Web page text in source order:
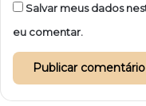
Salvar meus dados
eu comentar.